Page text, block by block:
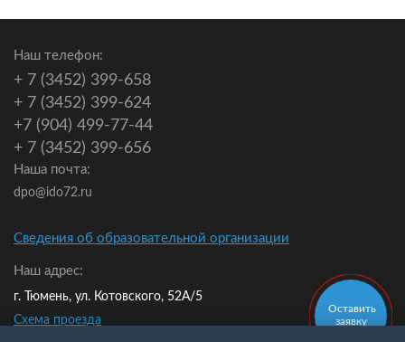
Оставить
заявку
Наш телефон:
+ 7 (3452) 399-658
+ 7 (3452) 399-624
+7 (904) 499-77-44
+ 7 (3452) 399-656
Наша почта:
dpo@ido72.ru
Сведения об образовательной организации
Наш адрес:
г. Тюмень, ул. Котовского, 52А/5
Схема проезда